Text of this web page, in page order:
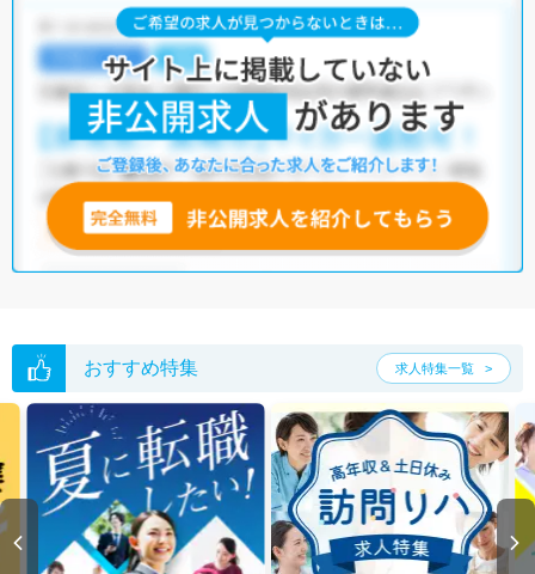
おすすめ特集 求人特集一覧